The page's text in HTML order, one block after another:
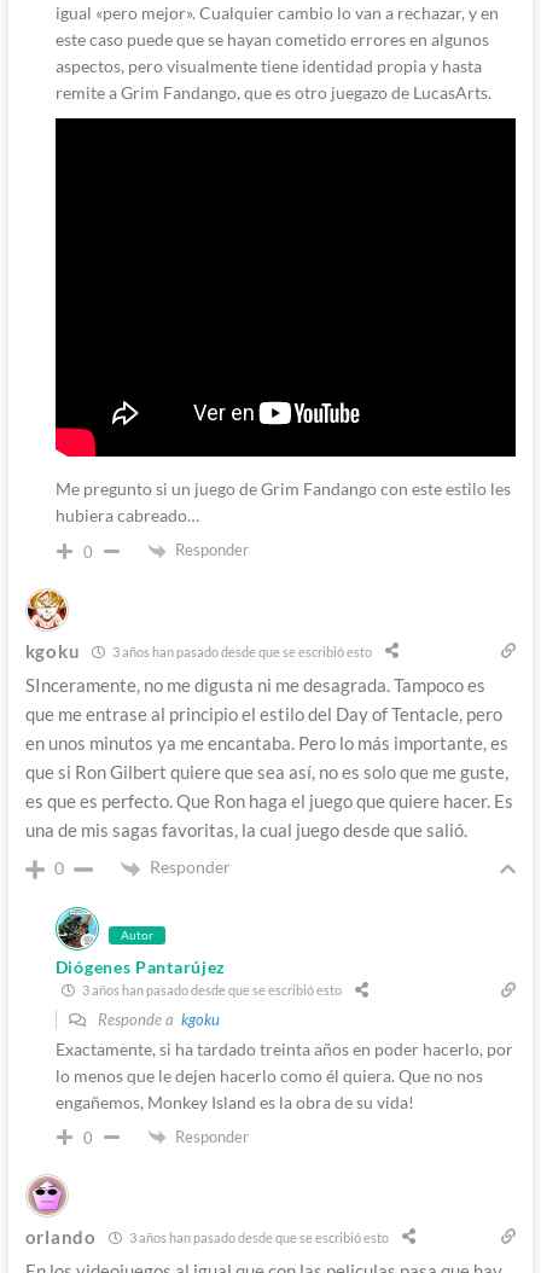
igual «pero mejor». Cualquier cambio lo van a rechazar, y en
este caso puede que se hayan cometido errores en algunos
aspectos, pero visualmente tiene identidad propia y hasta
remite a Grim Fandango, que es otro juegazo de LucasArts.
Me pregunto si un juego de Grim Fandango con este estilo les
hubiera cabreado…
0 Responder
kgoku 3 años han pasado desde que se escribió esto
SInceramente, no me digusta ni me desagrada. Tampoco es
que me entrase al principio el estilo del Day of Tentacle, pero
en unos minutos ya me encantaba. Pero lo más importante, es
que si Ron Gilbert quiere que sea así, no es solo que me guste,
es que es perfecto. Que Ron haga el juego que quiere hacer. Es
una de mis sagas favoritas, la cual juego desde que salió.
0 Responder
Autor
Diógenes Pantarújez
3 años han pasado desde que se escribió esto
Responde a kgoku
Exactamente, si ha tardado treinta años en poder hacerlo, por
lo menos que le dejen hacerlo como él quiera. Que no nos
engañemos, Monkey Island es la obra de su vida!
0 Responder
orlando 3 años han pasado desde que se escribió esto